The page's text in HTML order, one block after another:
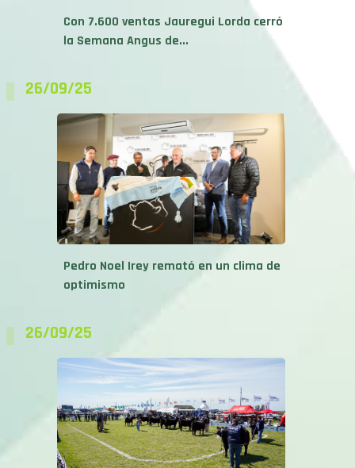
Con 7.600 ventas Jauregui Lorda cerró
la Semana Angus de...
26/09/25
Pedro Noel Irey remató en un clima de
optimismo
26/09/25